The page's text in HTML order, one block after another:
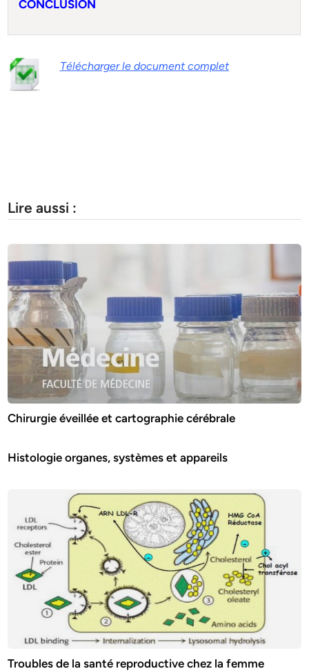
CONCLUSION
Télécharger le document complet
Lire aussi :
Chirurgie éveillée et cartographie cérébrale
Histologie organes, systèmes et appareils
Troubles de la santé reproductive chez la femme